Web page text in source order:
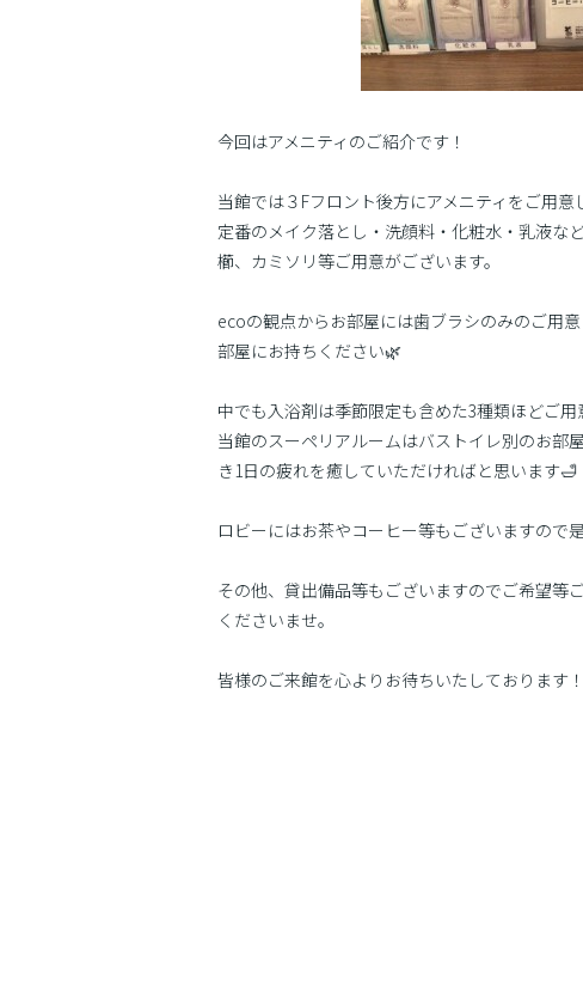
今回はアメニティのご紹介です！
当館では３Fフロント後方にアメニティをご用意
定番のメイク落とし・洗顔料・化粧水・乳液な
櫛、カミソリ等ご用意がございます。
ecoの観点からお部屋には歯ブラシのみのご用
部屋にお持ちください🌿
中でも入浴剤は季節限定も含めた3種類ほどご
当館のスーペリアルームはバストイレ別のお部
き1日の疲れを癒していただければと思います🛁
ロビーにはお茶やコーヒー等もございますので
その他、貸出備品等もございますのでご希望等
くださいませ。
皆様のご来館を心よりお待ちいたしております！